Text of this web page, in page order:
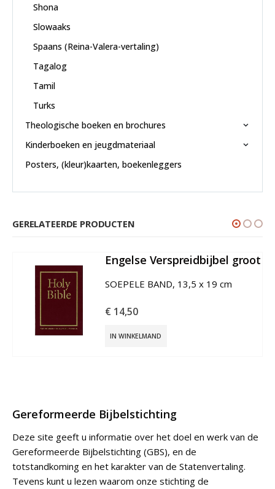
Shona
Slowaaks
Spaans (Reina-Valera-vertaling)
Tagalog
Tamil
Turks
Theologische boeken en brochures
Kinderboeken en jeugdmateriaal
Posters, (kleur)kaarten, boekenleggers
GERELATEERDE PRODUCTEN
Engelse Handbijbel
€ 20,00
IN WINKELMAND
Gereformeerde Bijbelstichting
Deze site geeft u informatie over het doel en werk van de
Gereformeerde Bijbelstichting (GBS), en de
totstandkoming en het karakter van de Statenvertaling.
Tevens kunt u lezen waarom onze stichting de